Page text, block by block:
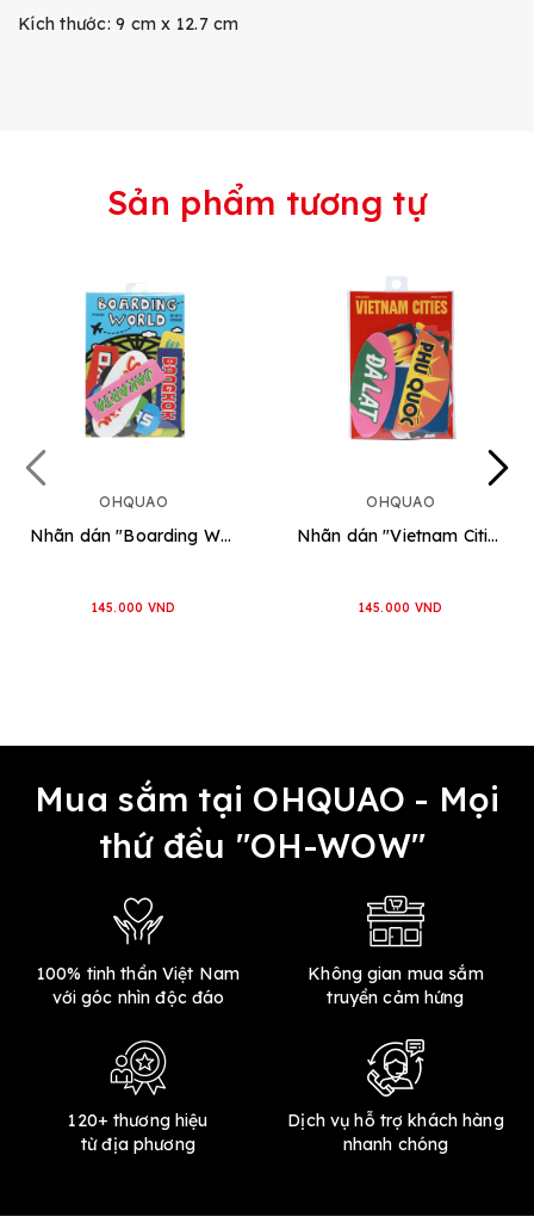
Kích thước: 9 cm x 12.7 cm
Sản phẩm tương tự
OHQUAO
Nhãn dán "Boarding World"
145.000 VND
OHQUAO
Nhãn dán "Vietnam Cities"
145.000 VND
Mua sắm tại OHQUAO - Mọi
thứ đều "OH-WOW"
100% tinh thần Việt Nam
với góc nhìn độc đáo
Không gian mua sắm
truyền cảm hứng
120+ thương hiệu
từ địa phương
Dịch vụ hỗ trợ khách hàng
nhanh chóng